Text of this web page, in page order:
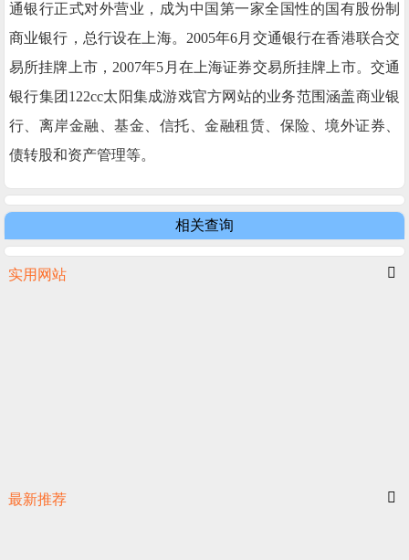
通银行正式对外营业，成为中国第一家全国性的国有股份制
商业银行，总行设在上海。2005年6月交通银行在香港联合交
易所挂牌上市，2007年5月在上海证券交易所挂牌上市。交通
银行集团122cc太阳集成游戏官方网站的业务范围涵盖商业银
行、离岸金融、基金、信托、金融租赁、保险、境外证券、
债转股和资产管理等。
相关查询
实用网站
最新推荐